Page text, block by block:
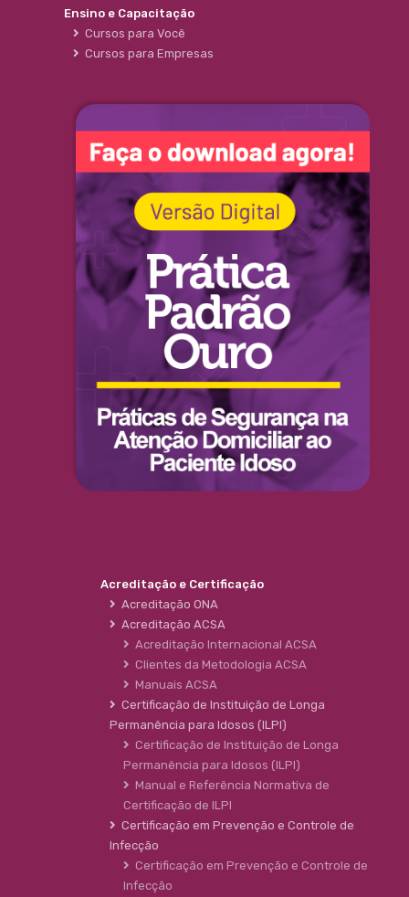
Ensino e Capacitação
Cursos para Você
Cursos para Empresas
Acreditação e Certificação
Acreditação ONA
Acreditação ACSA
Acreditação Internacional ACSA
Clientes da Metodologia ACSA
Manuais ACSA
Certificação de Instituição de Longa
Permanência para Idosos (ILPI)
Certificação de Instituição de Longa
Permanência para Idosos (ILPI)
Manual e Referência Normativa de
Certificação de ILPI
Certificação em Prevenção e Controle de
Infecção
Certificação em Prevenção e Controle de
Infecção